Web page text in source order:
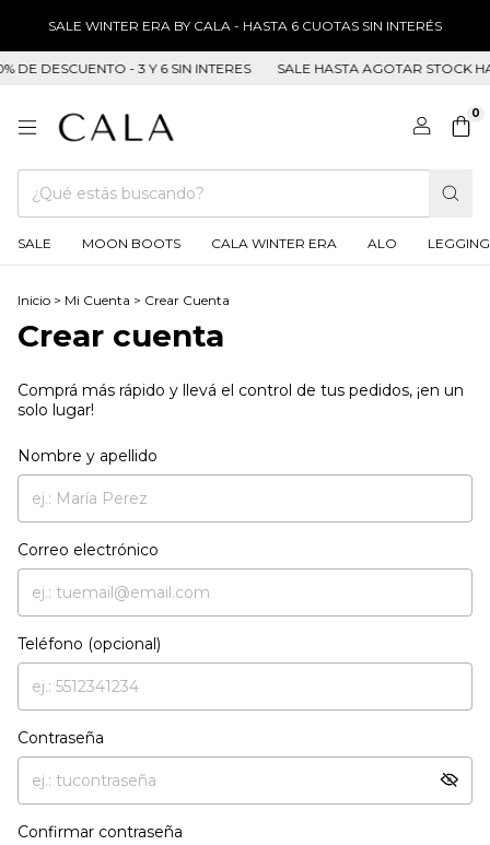
SALE WINTER ERA BY CALA - HASTA 6 CUOTAS SIN INTERÉS
DE DESCUENTO - 3 Y 6 SIN INTERES SALE HASTA AGOTAR STOCK
0
SALE MOON BOOTS CALA WINTER ERA ALO LEGGING
Inicio > Mi Cuenta > Crear Cuenta
Crear cuenta
Comprá más rápido y llevá el control de tus pedidos, ¡en un
solo lugar!
Nombre y apellido
Correo electrónico
Teléfono (opcional)
Contraseña
Confirmar contraseña